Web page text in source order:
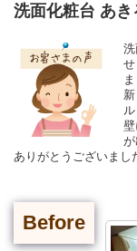
洗面化粧台 あ
洗
壁
が
ありがとうございまし
Before